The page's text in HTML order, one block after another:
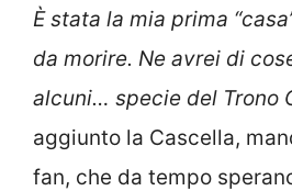
È stata la mia prima
da morire. Ne avrei di
alcuni… specie del Trono
aggiunto la Cascella,
fan, che da tempo